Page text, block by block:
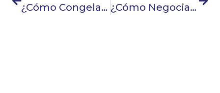
¿Cómo Congelar Mi Deuda En Banamex? ¿Cómo Negociar Una Deuda Con Banco Azteca?